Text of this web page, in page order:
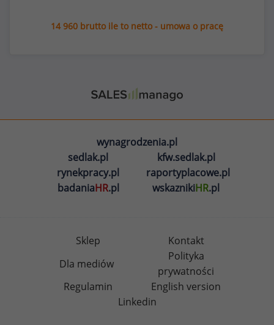
14 960 brutto ile to netto - umowa o pracę
wynagrodzenia.pl
sedlak.pl
kfw.sedlak.pl
rynekpracy.pl
raportyplacowe.pl
badaniaHR.pl wskaznikiHR.pl
Sklep
Kontakt
Dla mediów
Polityka
prywatności
Regulamin
English version
Linkedin